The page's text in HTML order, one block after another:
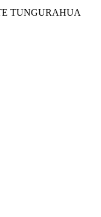
TUNGURAHUA